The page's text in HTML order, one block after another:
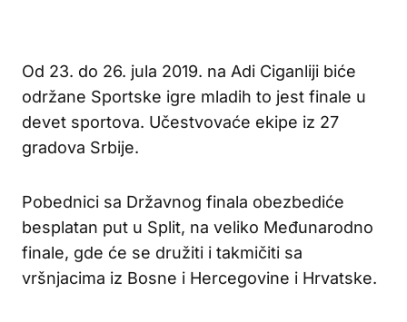
Od 23. do 26. jula 2019. na Adi Ciganliji biće
održane Sportske igre mladih to jest finale u
devet sportova. Učestvovaće ekipe iz 27
gradova Srbije.
Pobednici sa Državnog finala obezbediće
besplatan put u Split, na veliko Međunarodno
finale, gde će se družiti i takmičiti sa
vršnjacima iz Bosne i Hercegovine i Hrvatske.